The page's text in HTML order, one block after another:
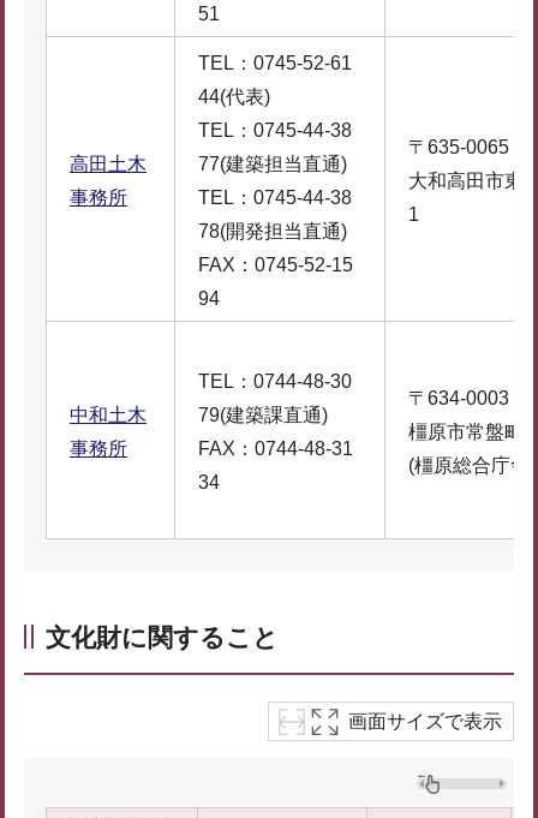
51
高田土木
事務所
TEL：0745-52-61
44(代表)
TEL：0745-44-38
77(建築担当直通)
TEL：0745-44-38
78(開発担当直通)
FAX：0745-52-15
94
〒635-0065
大和高田市東
1
中和土木
事務所
TEL：0744-48-30
79(建築課直通)
FAX：0744-48-31
34
〒634-0003
橿原市常盤町
(橿原総合庁舎
文化財に関すること
画面サイズで表示